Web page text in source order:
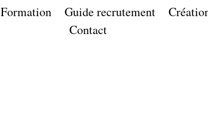
Guide recrutement
Contact